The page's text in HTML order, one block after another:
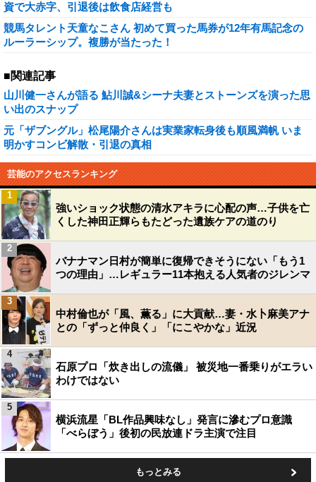
資で大赤字、引退後は飲食店経営も
競馬タレント天童なこさん 初めて買った馬券が12年有馬記念の
ルーラーシップ。複勝が当たった！
■関連記事
山川健一さんが語る 鮎川誠&シーナ夫妻とストーンズを演った思
い出のスナップ
元「ザブングル」松尾陽介さんは実業家転身後も順風満帆 いま
明かすコンビ解散・引退の真相
芸能のアクセスランキング
強いショック状態の清水アキラに心配の声…子供を亡
くした神田正輝らもたどった遺族ケアの道のり
1
バナナマン日村が簡単に復帰できそうにない「もう1
つの理由」…レギュラー11本抱える人気者のジレンマ
2
中村倫也が「風、薫る」に大貢献…妻・水卜麻美アナ
との「ずっと仲良く」「にこやかな」近況
3
石原プロ「炊き出しの流儀」 被災地一番乗りがエラい
わけではない
4
横浜流星「BL作品興味なし」発言に滲むプロ意識
「べらぼう」後初の民放連ドラ主演で注目
5
もっとみる